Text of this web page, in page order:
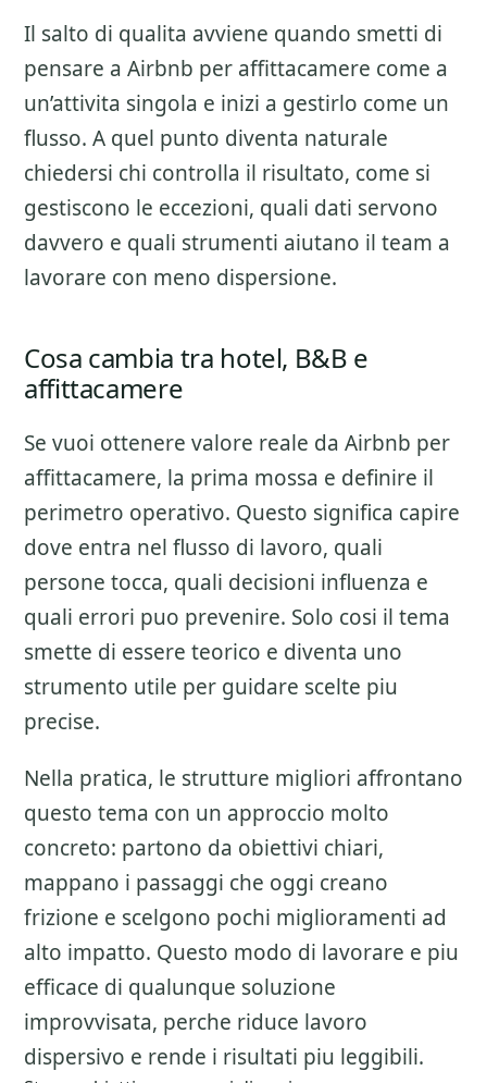
Il salto di qualita avviene quando smetti di
pensare a Airbnb per affittacamere come a
un’attivita singola e inizi a gestirlo come un
flusso. A quel punto diventa naturale
chiedersi chi controlla il risultato, come si
gestiscono le eccezioni, quali dati servono
davvero e quali strumenti aiutano il team a
lavorare con meno dispersione.
Cosa cambia tra hotel, B&B e
affittacamere
Se vuoi ottenere valore reale da Airbnb per
affittacamere, la prima mossa e definire il
perimetro operativo. Questo significa capire
dove entra nel flusso di lavoro, quali
persone tocca, quali decisioni influenza e
quali errori puo prevenire. Solo cosi il tema
smette di essere teorico e diventa uno
strumento utile per guidare scelte piu
precise.
Nella pratica, le strutture migliori affrontano
questo tema con un approccio molto
concreto: partono da obiettivi chiari,
mappano i passaggi che oggi creano
frizione e scelgono pochi miglioramenti ad
alto impatto. Questo modo di lavorare e piu
efficace di qualunque soluzione
improvvisata, perche riduce lavoro
dispersivo e rende i risultati piu leggibili.